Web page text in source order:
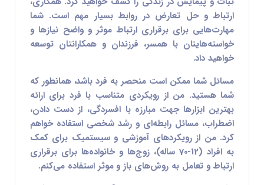
ارتباط و حل تعارض در روابط بسیار مهم است. شما
مهارت‌هایی برای برقراری ارتباط موثر و واضح نیازها و
خواسته‌هایتان با همسر، فرزندان و همکارانتان توسعه
خواهید داد.
مسائل شما ممکن است منحصر به فرد باشد، همانطور که
شما هستید. من از رویکردی متناسب با فرد برای ارائه
بهترین ابزارها جهت مبارزه با افسردگی، از دست دادن،
اضطراب، مسائل رابطه‌ای و رشد شخصی استفاده خواهم
کرد. من از رویکردهای آموزشی و سیستمیک برای کمک
به افراد (12-70 ساله)، زوج‌ها و خانواده‌ها برای برقراری
ارتباط و تعامل به روش‌های باز و موثر استفاده می‌کنم.